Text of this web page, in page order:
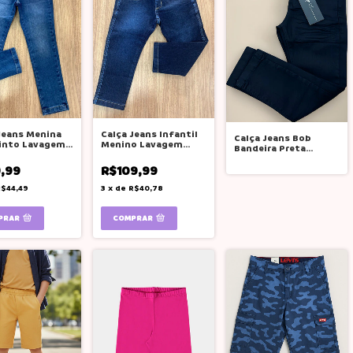
Menina
Lavagem
Calça Jeans Infantil
Menino Lavagem
R$109,99
3 x de R$40,78
COMPRAR
Calça Jeans Bob
Bandeira Preta